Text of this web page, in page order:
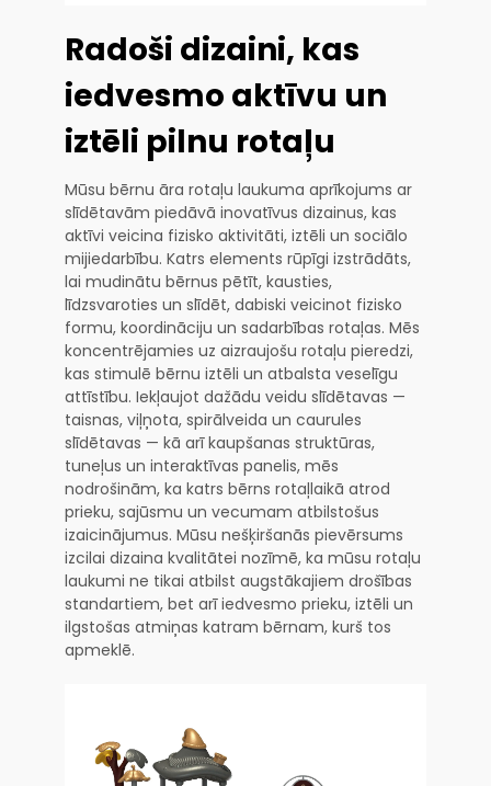
Radoši dizaini, kas
iedvesmo aktīvu un
iztēli pilnu rotaļu
Mūsu bērnu āra rotaļu laukuma aprīkojums ar
slīdētavām piedāvā inovatīvus dizainus, kas
aktīvi veicina fizisko aktivitāti, iztēli un sociālo
mijiedarbību. Katrs elements rūpīgi izstrādāts,
lai mudinātu bērnus pētīt, kausties,
līdzsvaroties un slīdēt, dabiski veicinot fizisko
formu, koordināciju un sadarbības rotaļas. Mēs
koncentrējamies uz aizraujošu rotaļu pieredzi,
kas stimulē bērnu iztēli un atbalsta veselīgu
attīstību. Iekļaujot dažādu veidu slīdētavas —
taisnas, viļņota, spirālveida un caurules
slīdētavas — kā arī kaupšanas struktūras,
tuneļus un interaktīvas panelis, mēs
nodrošinām, ka katrs bērns rotaļlaikā atrod
prieku, sajūsmu un vecumam atbilstošus
izaicinājumus. Mūsu nešķiršanās pievērsums
izcilai dizaina kvalitātei nozīmē, ka mūsu rotaļu
laukumi ne tikai atbilst augstākajiem drošības
standartiem, bet arī iedvesmo prieku, iztēli un
ilgstošas atmiņas katram bērnam, kurš tos
apmeklē.